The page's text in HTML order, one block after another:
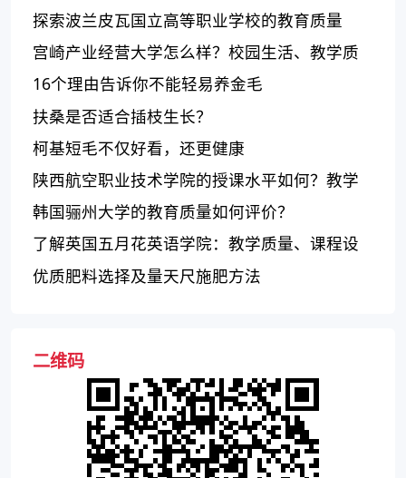
探索波兰皮瓦国立高等职业学校的教育质量
宫崎产业经营大学怎么样？校园生活、教学质
量、毕业生就业
16个理由告诉你不能轻易养金毛
扶桑是否适合插枝生长？
柯基短毛不仅好看，还更健康
陕西航空职业技术学院的授课水平如何？教学
水平及评价
韩国骊州大学的教育质量如何评价？
了解英国五月花英语学院：教学质量、课程设
置和学费情况
优质肥料选择及量天尺施肥方法
二维码